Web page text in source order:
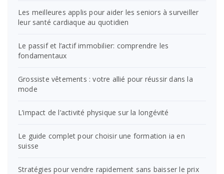
Les meilleures applis pour aider les seniors à surveiller
leur santé cardiaque au quotidien
Le passif et l’actif immobilier: comprendre les
fondamentaux
Grossiste vêtements : votre allié pour réussir dans la
mode
L’impact de l’activité physique sur la longévité
Le guide complet pour choisir une formation ia en
suisse
Stratégies pour vendre rapidement sans baisser le prix